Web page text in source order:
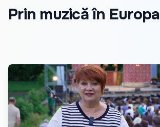
Prin muzică în Europa